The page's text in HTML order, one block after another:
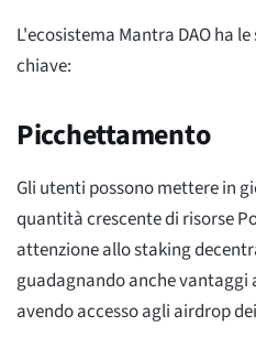
L'ecosistema Mantra DAO ha
chiave:
Picchettamento
Gli utenti possono mettere in
quantità crescente di risorse
attenzione allo staking
guadagnando anche vantaggi
avendo accesso agli airdrop